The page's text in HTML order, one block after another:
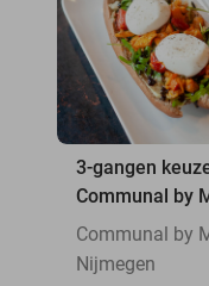
3-gangen
Communal by
Communal by
Nijmegen